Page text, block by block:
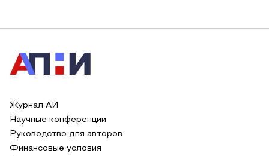
Журнал АИ
Научные конференции
Руководство для авторов
Финансовые условия